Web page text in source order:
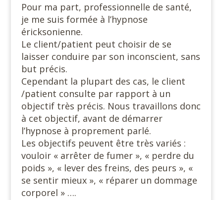
Pour ma part, professionnelle de santé,
je me suis formée à l’hypnose
éricksonienne.
Le client/patient peut choisir de se
laisser conduire par son inconscient, sans
but précis.
Cependant la plupart des cas, le client
/patient consulte par rapport à un
objectif très précis. Nous travaillons donc
à cet objectif, avant de démarrer
l’hypnose à proprement parlé.
Les objectifs peuvent être très variés :
vouloir « arrêter de fumer », « perdre du
poids », « lever des freins, des peurs », «
se sentir mieux », « réparer un dommage
corporel » ….